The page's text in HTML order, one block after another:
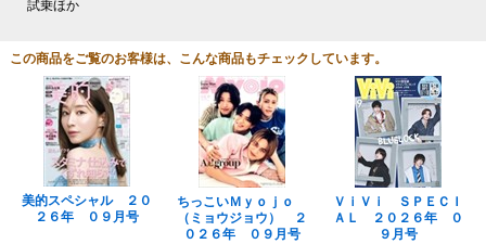
試乗ほか
この商品をご覧のお客様は、こんな商品もチェックしています。
美的スペシャル ２０
２６年 ０９月号
ちっこいＭｙｏｊｏ
（ミョウジョウ） ２
０２６年 ０９月号
ＶｉＶｉ ＳＰＥＣＩ
ＡＬ ２０２６年 ０
９月号